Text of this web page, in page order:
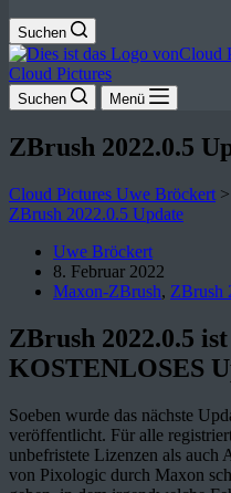
Suchen
Cloud Pictures
Suchen Menü
ZBrush 2022.0.5
Cloud Pictures Uwe Bröckert >
ZBrush 2022.0.5 Update
Uwe Bröckert
8. Februar 2022
Maxon-ZBrush, ZBrush
ZBrush 2022.0.5
KOSTENLOSES
Soeben wurde das nächste
veröffentlicht. Für alle
unbefristete Lizenzen als auch
von Pixologic durch Maxon